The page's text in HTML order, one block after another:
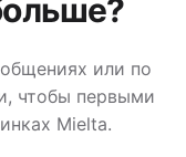
или по
чтобы первыми
Mielta.